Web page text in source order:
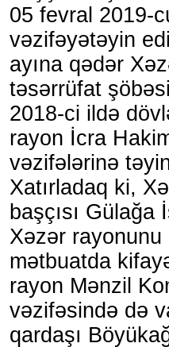
05 fevral 2019-
vəzifəyətəyin
ayına qədər
təsərrüfat
2018-ci ildə
rayon İcra
vəzifələrinə
Xatırladaq ki,
başçısı
Xəzər
mətbuatda
rayon Mənzil
vəzifəsində də
qardaşı